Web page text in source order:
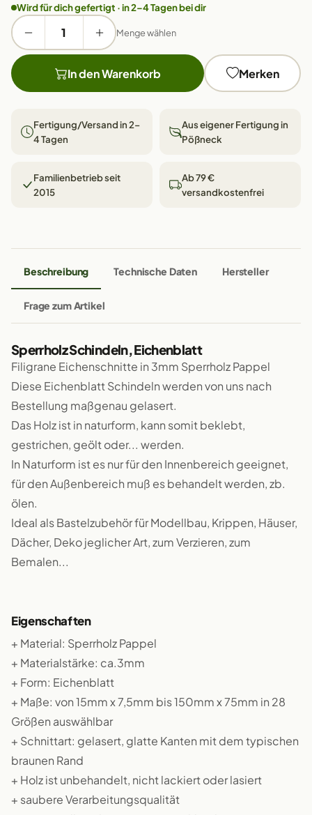
Wird für dich gefertigt · in 2–4 Tagen bei dir
Menge wählen
In den Warenkorb Merken
Fertigung/Versand in 2–
4 Tagen
Aus eigener Fertigung in
Pößneck
Familienbetrieb seit
2015
Ab 79 €
versandkostenfrei
Beschreibung Technische Daten Hersteller
Frage zum Artikel
Sperrholz Schindeln, Eichenblatt
Filigrane Eichenschnitte in 3mm Sperrholz Pappel
Diese Eichenblatt Schindeln werden von uns nach
Bestellung maßgenau gelasert.
Das Holz ist in naturform, kann somit beklebt,
gestrichen, geölt oder... werden.
In Naturform ist es nur für den Innenbereich geeignet,
für den Außenbereich muß es behandelt werden, zb.
ölen.
Ideal als Bastelzubehör für Modellbau, Krippen, Häuser,
Dächer, Deko jeglicher Art, zum Verzieren, zum
Bemalen...
Eigenschaften
+ Material: Sperrholz Pappel
+ Materialstärke: ca.3mm
+ Form: Eichenblatt
+ Maße: von 15mm x 7,5mm bis 150mm x 75mm in 28
Größen auswählbar
+ Schnittart: gelasert, glatte Kanten mit dem typischen
braunen Rand
+ Holz ist unbehandelt, nicht lackiert oder lasiert
+ saubere Verarbeitungsqualität